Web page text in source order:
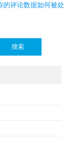
的评论数据如何被处